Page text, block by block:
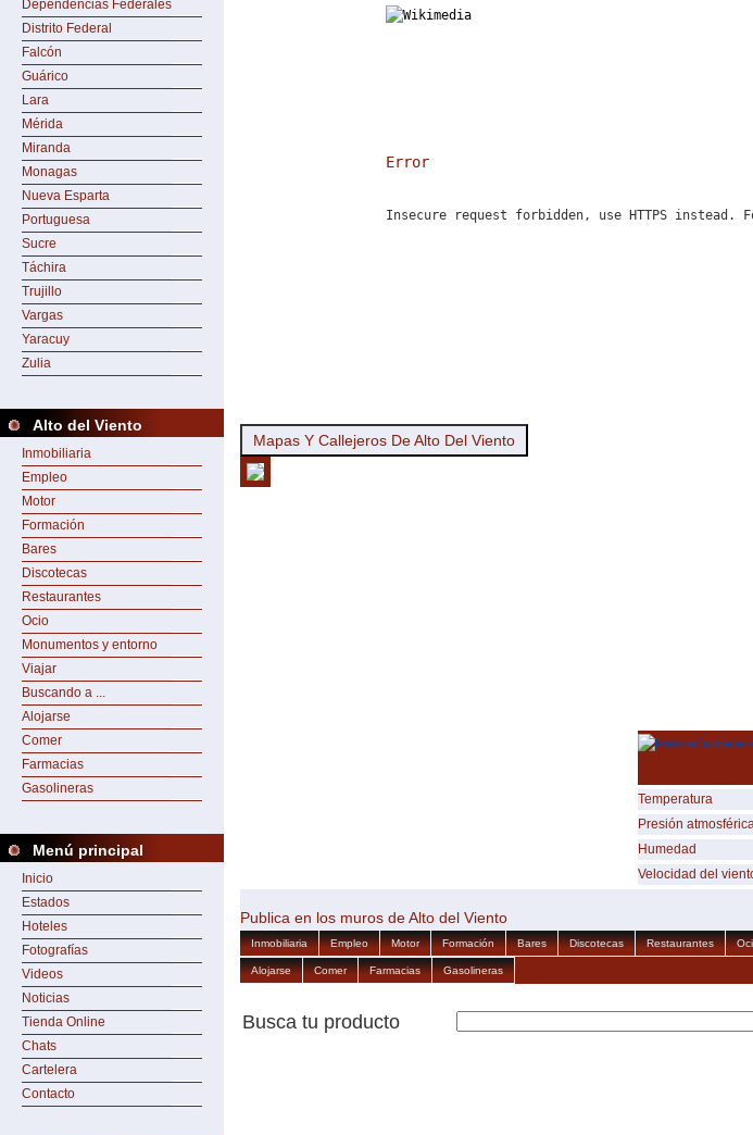
Dependencias Federales
Distrito Federal
Falcón
Guárico
Lara
Mérida
Miranda
Monagas
Nueva Esparta
Portuguesa
Sucre
Táchira
Trujillo
Vargas
Yaracuy
Zulia
Alto del Viento
Inmobiliaria
Empleo
Motor
Formación
Bares
Discotecas
Restaurantes
Ocio
Monumentos y entorno
Viajar
Buscando a ...
Alojarse
Comer
Farmacias
Gasolineras
Menú principal
Inicio
Estados
Hoteles
Fotografías
Videos
Noticias
Tienda Online
Chats
Cartelera
Contacto
Error
Insecure request forbidden, use HTTPS instead.
Mapas Y Callejeros De Alto Del Viento
Temperatura
Presión
Humedad
Velocidad del
Publica en los muros de Alto del Viento
Inmobiliaria Empleo Motor Formación Bares Discotecas Restaurantes
Alojarse Comer Farmacias Gasolineras
Busca tu producto